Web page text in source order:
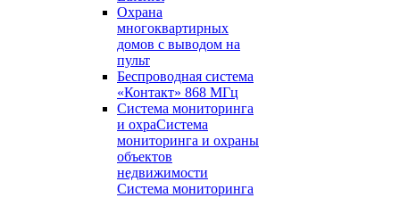
Охрана
многоквартирных
домов с выводом на
пульт
Беспроводная система
«Контакт» 868 МГц
Система мониторинга
и охраСистема
мониторинга и охраны
объектов
недвижимости
Система мониторинга